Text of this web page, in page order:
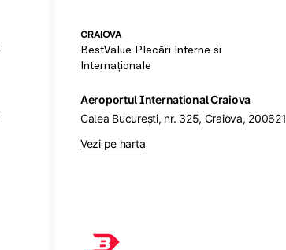
CRAIOVA
BestValue Plecări Interne si
Internaționale
Aeroportul International Craiova
Calea București, nr. 325, Craiova, 200621
Vezi pe harta